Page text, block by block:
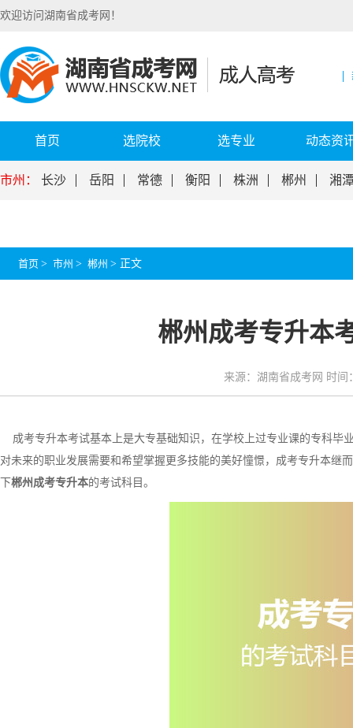
欢迎访问湖南省成考网！
首页 选院校 选专业 动态资
市州： 长沙 岳阳 常德 衡阳 株洲 郴州 湘
首页 > 市州 > 郴州 > 正文
郴州成考专升本
来源：湖南省成考网 时间
成考专升本考试基本上是大专基础知识，在学校上过专业课的专科毕
对未来的职业发展需要和希望掌握更多技能的美好憧憬，成考专升本继
下郴州成考专升本的考试科目。